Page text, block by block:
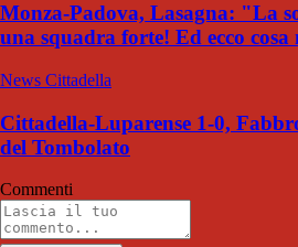
Monza-Padova, Lasagna: "La
una squadra forte! Ed ecco
News Cittadella
Cittadella-Luparense 1-0,
del Tombolato
Commenti